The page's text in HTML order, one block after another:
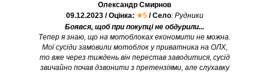
Боявся, щоб при покупці не обдурили...
Тепер я знаю, що на мотоблоках економити не можна.
Мої сусіди замовили мотоблок у приватника на ОЛХ,
то вже через тиждень він перестав заводитися, сусід
звичайно почав дзвонити з претензіями, але слухавку
Олександр Смирнов
09.12.2023 / Оцінка: ★5 / Село: Рудники